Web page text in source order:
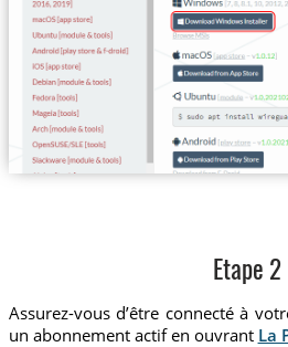
Etape 2
Assurez-vous d’être connecté à
un abonnement actif en ouvrant La